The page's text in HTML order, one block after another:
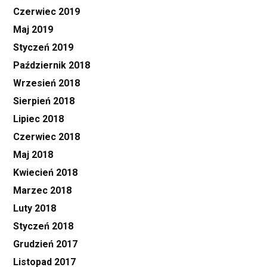
Czerwiec 2019
Maj 2019
Styczeń 2019
Październik 2018
Wrzesień 2018
Sierpień 2018
Lipiec 2018
Czerwiec 2018
Maj 2018
Kwiecień 2018
Marzec 2018
Luty 2018
Styczeń 2018
Grudzień 2017
Listopad 2017